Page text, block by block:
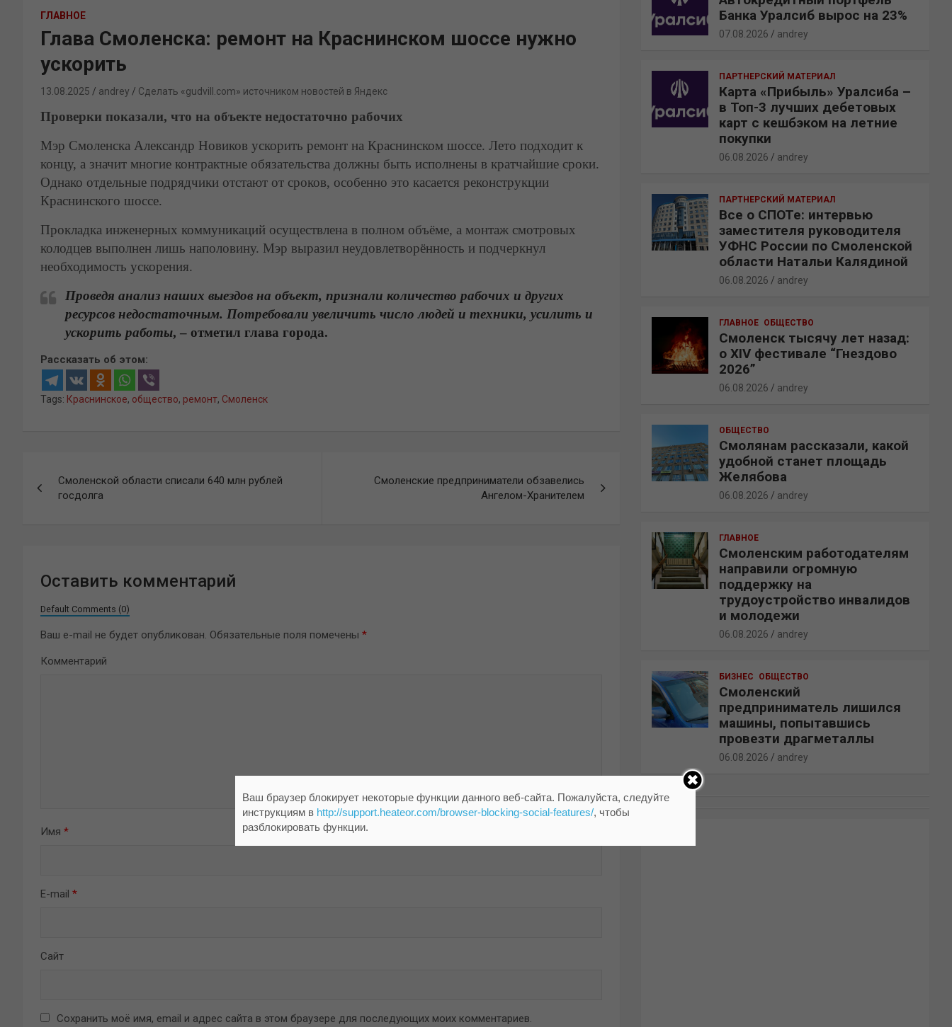
ГЛАВНОЕ
Глава Смоленска: ремонт на Краснинском шоссе нужно
ускорить
13.08.2025 andrey Сделать «gudvill.com» источником новостей в Яндекс
Проверки показали, что на объекте недостаточно рабочих
Мэр Смоленска Александр Новиков ускорить ремонт на Краснинском шоссе. Лето подходит к
концу, а значит многие контрактные обязательства должны быть исполнены в кратчайшие сроки.
Однако отдельные подрядчики отстают от сроков, особенно это касается реконструкции
Краснинского шоссе.
Прокладка инженерных коммуникаций осуществлена в полном объёме, а монтаж смотровых
колодцев выполнен лишь наполовину. Мэр выразил неудовлетворённость и подчеркнул
необходимость ускорения.
Проведя анализ наших выездов на объект, признали количество рабочих и других
ресурсов недостаточным. Потребовали увеличить число людей и техники, усилить и
ускорить работы, – отметил глава города.
Рассказать об этом:
Tags: Краснинское, общество, ремонт, Смоленск
по
Смоленской области списали 640 млн рублей
госдолга
Смоленские предприниматели обзавелись
Ангелом-Хранителем
Оставить комментарий
Default Comments (0)
Ваш e-mail не будет опубликован. Обязательные поля помечены *
Комментарий
Имя *
E-mail *
Сайт
Сохранить моё имя, email и адрес сайта в этом браузере для последующих моих комментариев.
Банка Уралсиб вырос на 23%
07.08.2026 andrey
ПАРТНЕРСКИЙ МАТЕРИАЛ
Карта «Прибыль» Уралсиба –
в Топ-3 лучших дебетовых
карт с кешбэком на летние
покупки
06.08.2026 andrey
ПАРТНЕРСКИЙ МАТЕРИАЛ
Все о СПОТе: интервью
заместителя руководителя
УФНС России по Смоленской
области Натальи Калядиной
06.08.2026 andrey
ГЛАВНОЕ ОБЩЕСТВО
Смоленск тысячу лет назад:
о XIV фестивале “Гнездово
2026”
06.08.2026 andrey
ОБЩЕСТВО
Смолянам рассказали, какой
удобной станет площадь
Желябова
06.08.2026 andrey
ГЛАВНОЕ
Смоленским работодателям
направили огромную
поддержку на
трудоустройство инвалидов
и молодежи
06.08.2026 andrey
БИЗНЕС ОБЩЕСТВО
Смоленский
предприниматель лишился
машины, попытавшись
провезти драгметаллы
06.08.2026 andrey
Ваш браузер блокирует некоторые функции данного веб-сайта. Пожалуйста, следуйте
инструкциям в http://support.heateor.com/browser-blocking-social-features/, чтобы
разблокировать функции.